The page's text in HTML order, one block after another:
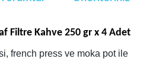
Filtre Kahve 250 gr x 4 Adet
french press ve moka pot ile